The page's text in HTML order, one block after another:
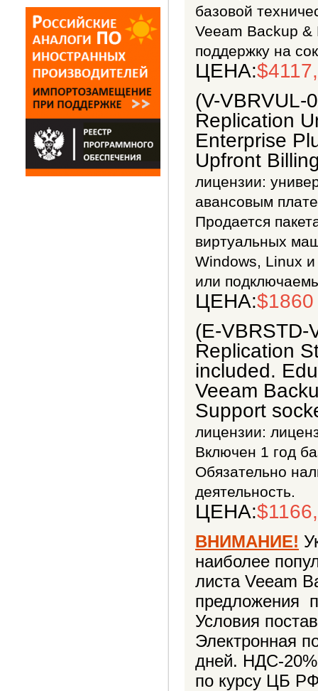
базовой
Veeam Backup
поддержку на
ЦЕНА:
(V-VBRVUL-
Replication
Enterprise
Upfront
лицензии:
авансовым
Продается
виртуальных
Windows, Linux
или
ЦЕНА:$1860
(E-VBRSTD-
Replication
included.
Veeam
Support
лицензии:
Включен 1 год
Обязательно
деятельность.
ЦЕНА:
ВНИМАНИЕ!
наиболее
листа Veeam
предложения
Условия
Электронная
дней. НДС-20%
по курсу ЦБ